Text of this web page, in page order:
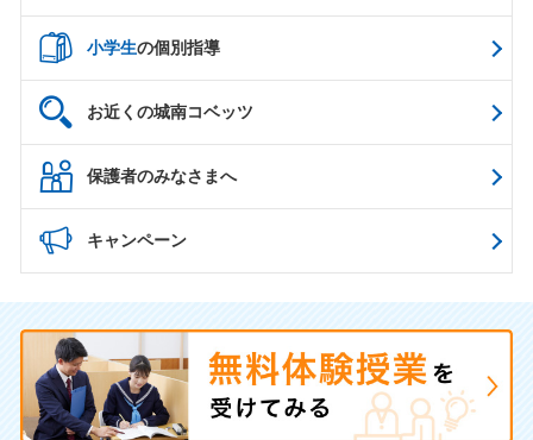
小学生の個別指導
お近くの城南コベッツ
保護者のみなさまへ
キャンペーン